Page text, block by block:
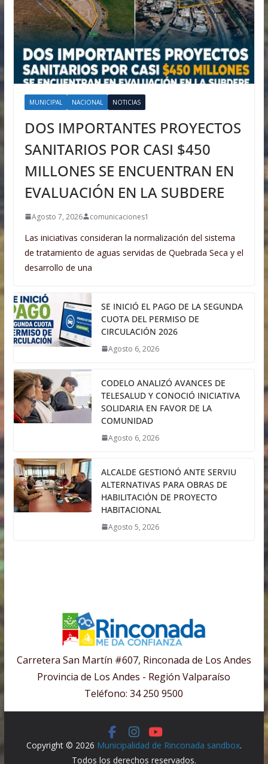
MUNICIPAL NACIONAL NOTICIAS
DOS IMPORTANTES PROYECTOS
SANITARIOS POR CASI $450
MILLONES SE ENCUENTRAN EN
EVALUACIÓN EN LA SUBDERE
Agosto 7, 2026 comunicaciones1
Las iniciativas consideran la normalización del sistema
de tratamiento de aguas servidas de Quebrada Seca y el
desarrollo de una
SE INICIÓ EL PAGO DE LA SEGUNDA
CUOTA DEL PERMISO DE
CIRCULACIÓN 2026
Agosto 6, 2026
CODELO ANALIZÓ AVANCES DE
TELESALUD Y CONOCIÓ INICIATIVA
SOLIDARIA EN FAVOR DE LA
COMUNIDAD
Agosto 6, 2026
ALCALDE GESTIONÓ ANTE SERVIU
ALTERNATIVAS PARA OBRAS DE
HABILITACIÓN DE PROYECTO
HABITACIONAL
Agosto 5, 2026
Carretera San Martín #607, Rinconada de Los Andes
Provincia de Los Andes - Región Valparaíso
Teléfono: 34 250 9500
Copyright © 2026 Municipalidad de Rinconada sandbox.
Todos los derechos reservados.